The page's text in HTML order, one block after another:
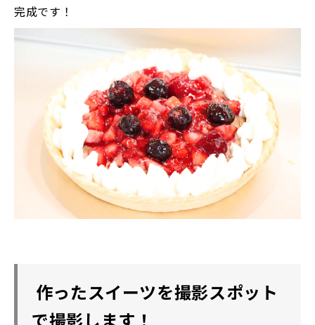
完成です！
作ったスイーツを撮影スポット
で撮影します！